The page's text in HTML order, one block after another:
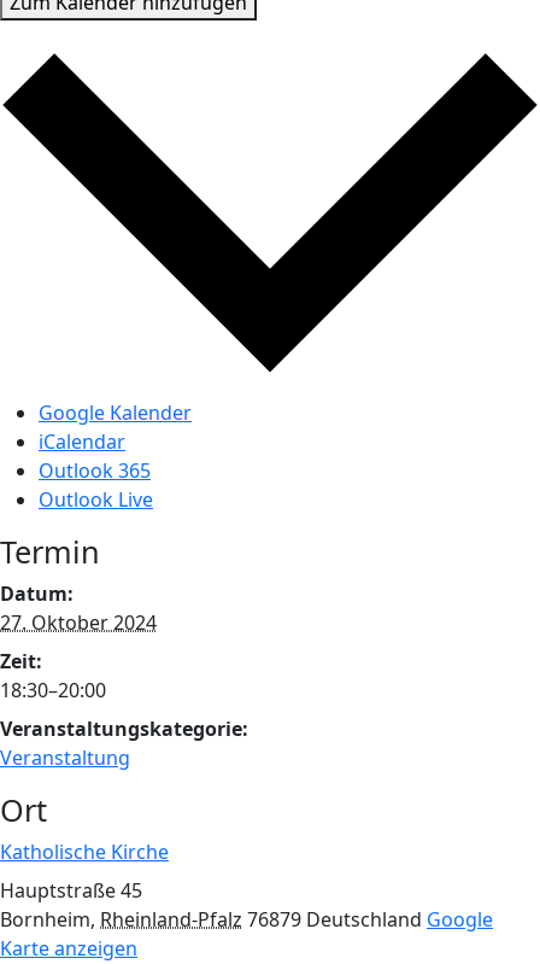
Google Kalender
iCalendar
Outlook 365
Outlook Live
Termin
Datum:
27. Oktober 2024
Zeit:
18:30–20:00
Veranstaltungskategorie:
Veranstaltung
Ort
Katholische Kirche
Hauptstraße 45
Bornheim, Rheinland-Pfalz 76879 Deutschland Google
Karte anzeigen